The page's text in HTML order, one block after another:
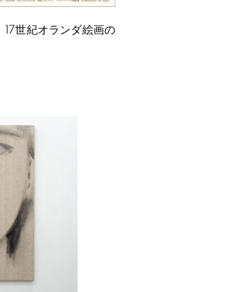
17世紀オランダ絵画の